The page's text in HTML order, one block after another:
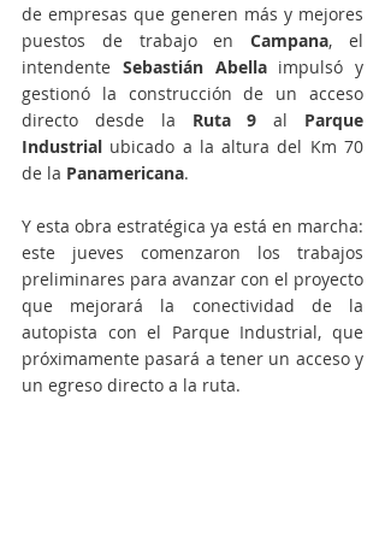
de empresas que generen más y mejores
puestos de trabajo en Campana, el
intendente Sebastián Abella impulsó y
gestionó la construcción de un acceso
directo desde la Ruta 9 al Parque
Industrial ubicado a la altura del Km 70
de la Panamericana.
Y esta obra estratégica ya está en marcha:
este jueves comenzaron los trabajos
preliminares para avanzar con el proyecto
que mejorará la conectividad de la
autopista con el Parque Industrial, que
próximamente pasará a tener un acceso y
un egreso directo a la ruta.